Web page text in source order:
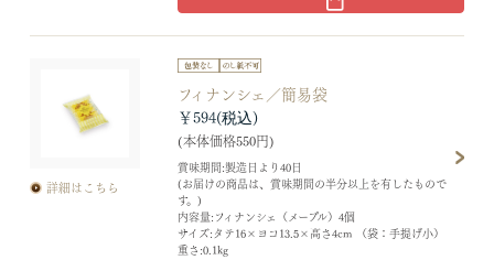
詳細はこちら
フィナンシェ／簡易袋
賞味期間:製造日より40日
(お届けの商品は、賞味期間の半分以上を有したもので
す。)
内容量:フィナンシェ（メープル）4個
サイズ:タテ16×ヨコ13.5×高さ4cm （袋：手提げ小）
重さ:0.1kg
￥594
(本体価格550円)